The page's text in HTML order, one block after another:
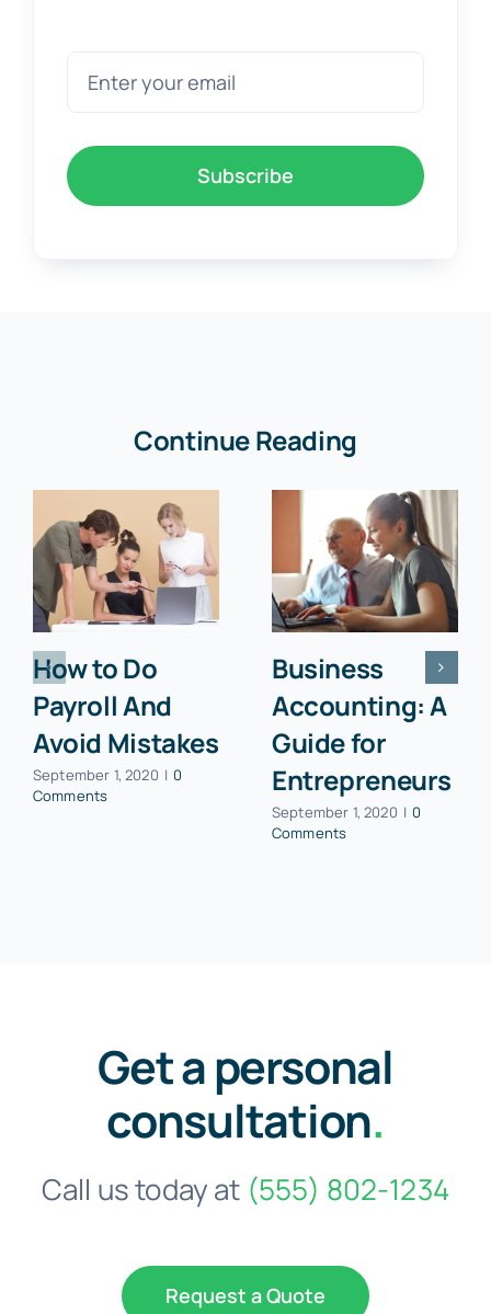
Subscribe
Continue Reading
How to Do
Payroll And
Avoid Mistakes
September 1, 2020 | 0
Comments
Business
Accounting: A
Guide for
Entrepreneurs
September 1, 2020 | 0
Comments
Get a personal
consultation.
Call us today at (555) 802-1234
Request a Quote